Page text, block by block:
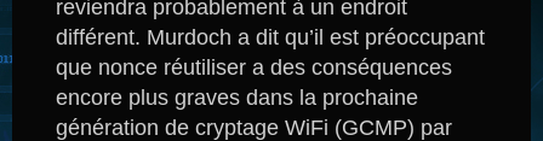
reviendra probablement à un endroit
différent. Murdoch a dit qu’il est préoccupant
que nonce réutiliser a des conséquences
encore plus graves dans la prochaine
génération de cryptage WiFi (GCMP) par